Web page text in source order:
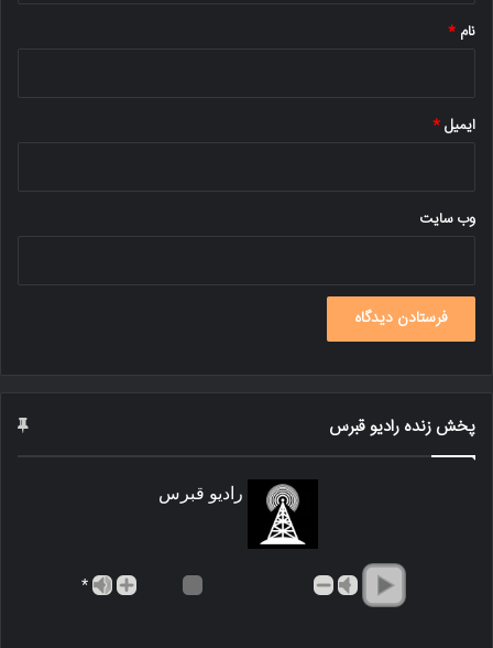
نام *
ایمیل*
وب‌ سایت
پخش زنده رادیو قبرس
رادیو قبرس
*